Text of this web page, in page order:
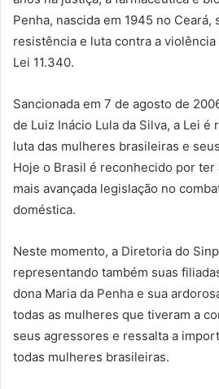
Penha, nascida em 1945 no
resistência e luta contra a
Lei 11.340.
Sancionada em 7 de agosto de
de Luiz Inácio Lula da Silva, a Lei é
luta das mulheres brasileiras e
Hoje o Brasil é reconhecido por
mais avançada legislação no
doméstica.
Neste momento, a Diretoria do
representando também suas
dona Maria da Penha e sua
todas as mulheres que tiveram a
seus agressores e ressalta a
todas mulheres brasileiras.